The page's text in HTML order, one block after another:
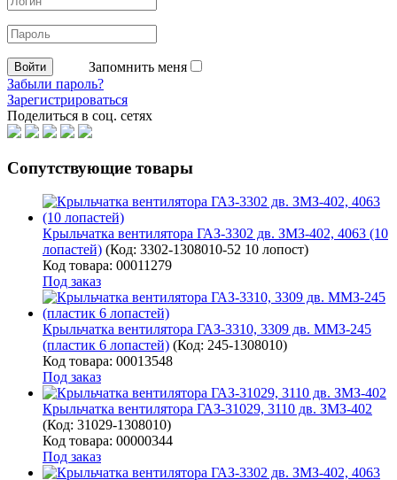
Запомнить меня
Забыли пароль?
Зарегистрироваться
Поделиться в соц. сетях
Сопутствующие товары
Крыльчатка вентилятора ГАЗ-3302 дв. ЗМЗ-402, 4063 (10
лопастей) (Код: 3302-1308010-52 10 лопост)
Код товара: 00011279
Под заказ
Крыльчатка вентилятора ГАЗ-3310, 3309 дв. ММЗ-245
(пластик 6 лопастей) (Код: 245-1308010)
Код товара: 00013548
Под заказ
Крыльчатка вентилятора ГАЗ-31029, 3110 дв. ЗМЗ-402
(Код: 31029-1308010)
Код товара: 00000344
Под заказ